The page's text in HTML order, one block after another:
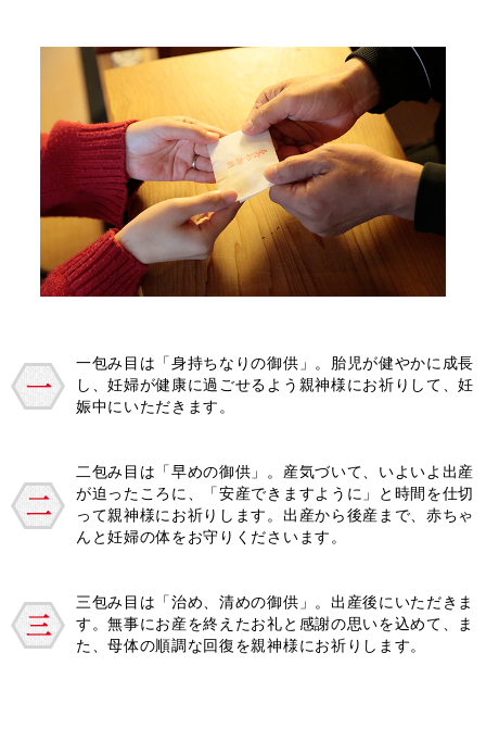
一包み目は「身持ちなりの御供」。胎児が健やかに成長
し、妊婦が健康に過ごせるよう親神様にお祈りして、妊
娠中にいただきます。
二包み目は「早めの御供」。産気づいて、いよいよ出産
が迫ったころに、「安産できますように」と時間を仕切
って親神様にお祈りします。出産から後産まで、赤ちゃ
んと妊婦の体をお守りくださいます。
三包み目は「治め、清めの御供」。出産後にいただきま
す。無事にお産を終えたお礼と感謝の思いを込めて、ま
た、母体の順調な回復を親神様にお祈りします。